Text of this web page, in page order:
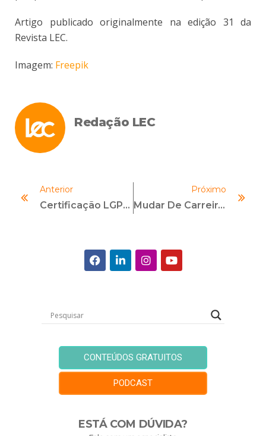
Artigo publicado originalmente na edição 31 da
Revista LEC.
Imagem: Freepik
Redação LEC
Anterior
Certificação LGPD — Por Que Obter Uma Certificação Profissional Em Proteção De Dados
Próximo
Mudar De Carreira Em Tempos De Crise? Confira 5 Dicas!
CONTEÚDOS GRATUITOS
PODCAST
ESTÁ COM DÚVIDA?